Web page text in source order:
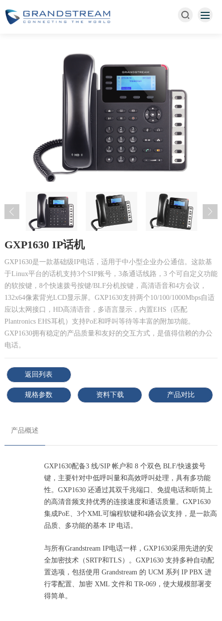
GXP1630 IP话机
GXP1630是一款基础级IP电话，适用于中小型企业办公通信。这款基
于Linux平台的话机支持3个SIP账号，3条通话线路，3 个可自定义功能
的软按键，8个快速拨号按键/BLF分机按键，高清语音和4方会议，
132x64像素背光LCD显示屏。GXP1630支持两个10/100/1000Mbps自适
应以太网接口，HD高清语音，多语言显示，内置EHS（匹配
Plantronics EHS耳机）支持PoE和呼叫等待等丰富的附加功能。
GXP1630拥有稳定的产品质量和友好的交互方式，是值得信赖的办公
电话。
返回列表
规格参数 资料下载 产品对比
产品概述
GXP1630配备3 线/SIP 帐户和 8 个双色 BLF/快速拨号
键，主要针对中低呼叫量和高效呼叫处理，具有多功能
性。GXP1630 还通过其双千兆端口、免提电话和听筒上
的高清音频支持优秀的连接速度和通话质量。GXP1630
集成PoE、3个XML可编程软键和4路会议支持，是一款高
品质、多功能的基本 IP 电话。
与所有Grandstream IP电话一样，GXP1630采用先进的安
全加密技术（SRTP和TLS）。GXP1630 支持多种自动配
置选项，包括使用 Grandstream 的 UCM 系列 IP PBX 进
行零配置、加密 XML 文件和 TR-069，使大规模部署变
得简单。